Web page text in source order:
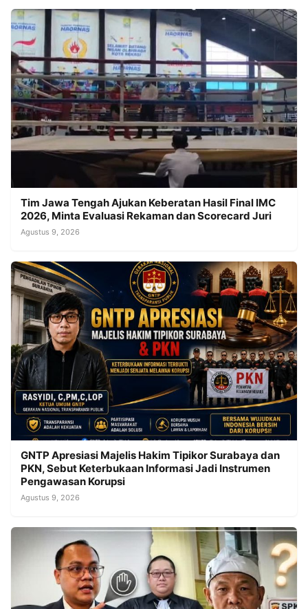
Tim Jawa Tengah Ajukan Keberatan Hasil Final IMC
2026, Minta Evaluasi Rekaman dan Scorecard Juri
Agustus 9, 2026
GNTP Apresiasi Majelis Hakim Tipikor Surabaya dan
PKN, Sebut Keterbukaan Informasi Jadi Instrumen
Pengawasan Korupsi
Agustus 9, 2026